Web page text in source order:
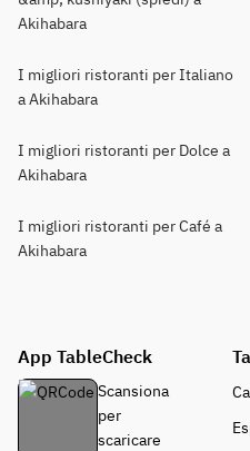
Akihabara
I migliori ristoranti per Italiano
a Akihabara
I migliori ristoranti per Dolce a
Akihabara
I migliori ristoranti per Café a
Akihabara
App TableCheck
Scansiona
per
scaricare